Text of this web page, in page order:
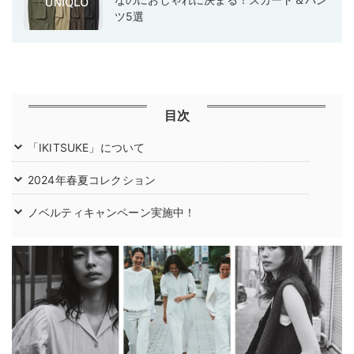
ツ5選
目次
「IKITSUKE」について
2024年春夏コレクション
ノベルティキャンペーン実施中！